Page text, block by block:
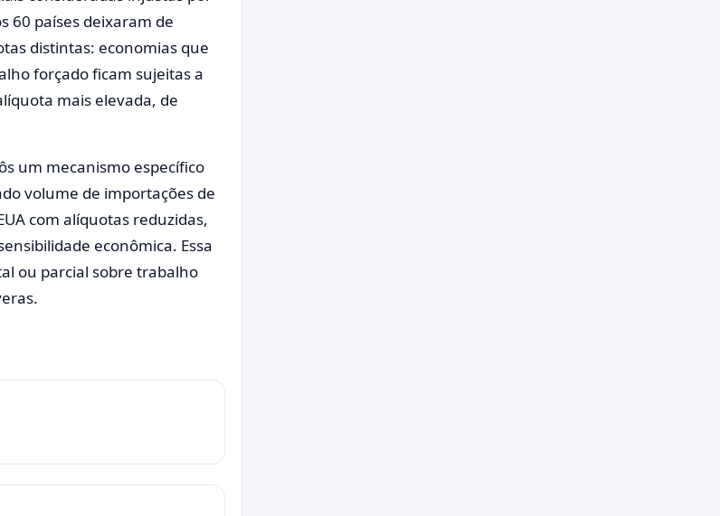
60 países deixaram de
distintas: economias que
forçado ficam sujeitas a
mais elevada, de
um mecanismo específico
volume de importações de
com alíquotas reduzidas,
econômica. Essa
ou parcial sobre trabalho